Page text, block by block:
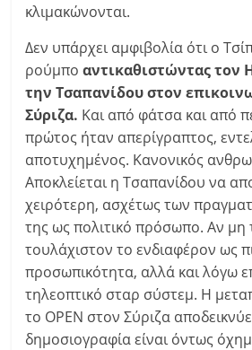
κλιμακώνονται.
Δεν υπάρχει αμφιβολία ότι ο
ρούμποαντικαθιστώντας τον
την Τσαπανίδου στον
Σύριζα. Και από φάτσα και από
πρώτος ήταν απερίγραπτος,
αποτυχημένος. Κανονικός
Αποκλείεται η Τσαπανίδου να
χειρότερη, ασχέτως των
της ως πολιτικό πρόσωπο. Αν μη
τουλάχιστον το ενδιαφέρον ως
προσωπικότητα, αλλά και λόγω
τηλεοπτικό σταρ σύστεμ. Η
το OPEN στον Σύριζα
δημοσιογραφία είναι όντως